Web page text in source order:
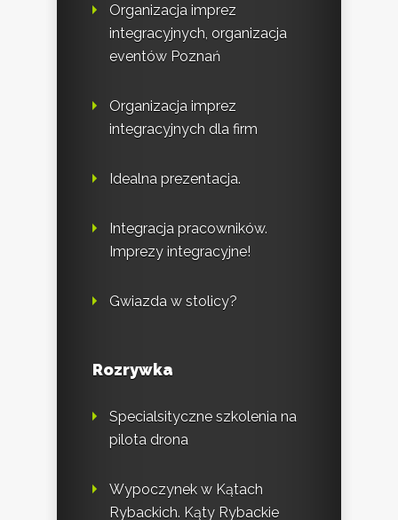
Organizacja imprez
integracyjnych, organizacja
eventów Poznań
Organizacja imprez
integracyjnych dla firm
Idealna prezentacja.
Integracja pracowników.
Imprezy integracyjne!
Gwiazda w stolicy?
Rozrywka
Specialsityczne szkolenia na
pilota drona
Wypoczynek w Kątach
Rybackich. Kąty Rybackie